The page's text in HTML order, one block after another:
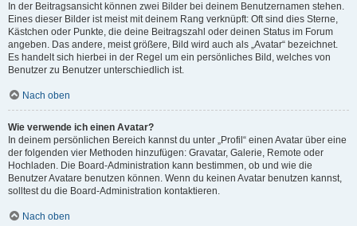
In der Beitragsansicht können zwei Bilder bei deinem Benutzernamen stehen.
Eines dieser Bilder ist meist mit deinem Rang verknüpft: Oft sind dies Sterne,
Kästchen oder Punkte, die deine Beitragszahl oder deinen Status im Forum
angeben. Das andere, meist größere, Bild wird auch als „Avatar“ bezeichnet.
Es handelt sich hierbei in der Regel um ein persönliches Bild, welches von
Benutzer zu Benutzer unterschiedlich ist.
Nach oben
Wie verwende ich einen Avatar?
In deinem persönlichen Bereich kannst du unter „Profil“ einen Avatar über eine
der folgenden vier Methoden hinzufügen: Gravatar, Galerie, Remote oder
Hochladen. Die Board-Administration kann bestimmen, ob und wie die
Benutzer Avatare benutzen können. Wenn du keinen Avatar benutzen kannst,
solltest du die Board-Administration kontaktieren.
Nach oben